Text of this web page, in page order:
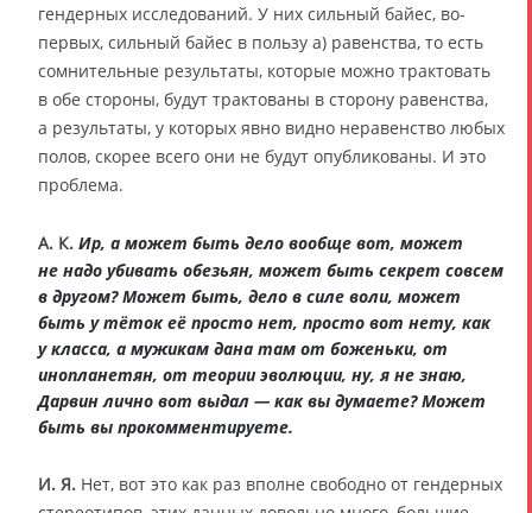
гендерных исследований. У них сильный байес, во-
первых, сильный байес в пользу а) равенства, то есть
сомнительные результаты, которые можно трактовать
в обе стороны, будут трактованы в сторону равенства,
а результаты, у которых явно видно неравенство любых
полов, скорее всего они не будут опубликованы. И это
проблема.
А. К. Ир, а может быть дело вообще вот, может
не надо убивать обезьян, может быть секрет совсем
в другом? Может быть, дело в силе воли, может
быть у тёток её просто нет, просто вот нету, как
у класса, а мужикам дана там от боженьки, от
инопланетян, от теории эволюции, ну, я не знаю,
Дарвин лично вот выдал — как вы думаете? Может
быть вы прокомментируете.
И. Я. Нет, вот это как раз вполне свободно от гендерных